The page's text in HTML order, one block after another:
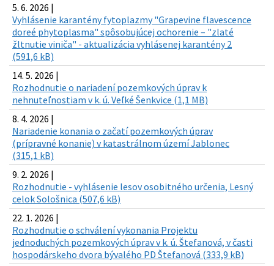
5. 6. 2026 |
Vyhlásenie karantény fytoplazmy "Grapevine flavescence
doreé phytoplasma" spôsobujúcej ochorenie – "zlaté
žltnutie viniča" - aktualizácia vyhlásenej karantény 2
(591,6 kB)
14. 5. 2026 |
Rozhodnutie o nariadení pozemkových úprav k
nehnuteľnostiam v k. ú. Veľké Šenkvice (1,1 MB)
8. 4. 2026 |
Nariadenie konania o začatí pozemkových úprav
(prípravné konanie) v katastrálnom území Jablonec
(315,1 kB)
9. 2. 2026 |
Rozhodnutie - vyhlásenie lesov osobitného určenia, Lesný
celok Sološnica (507,6 kB)
22. 1. 2026 |
Rozhodnutie o schválení vykonania Projektu
jednoduchých pozemkových úprav v k. ú. Štefanová, v časti
hospodárskeho dvora bývalého PD Štefanová (333,9 kB)